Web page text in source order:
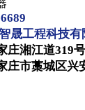
晟工程科技有
庄湘江道319
庄市藁城区兴